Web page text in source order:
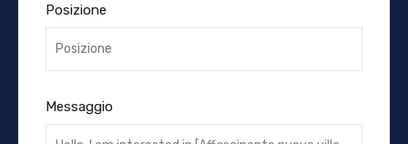
Posizione
Messaggio